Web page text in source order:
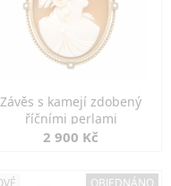
Závěs s kamejí zdobený
říčními perlami
2 900 Kč
OBJEDNÁNO